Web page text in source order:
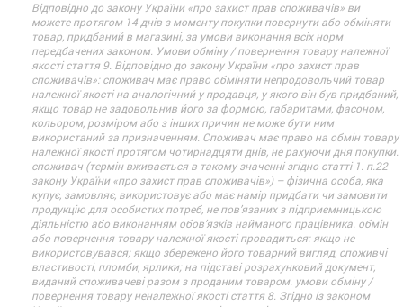
Відповідно до закону України «про захист прав споживачів» ви
можете протягом 14 днів з моменту покупки повернути або обміняти
товар, придбаний в магазині, за умови виконання всіх норм
передбачених законом. Умови обміну / повернення товару належної
якості стаття 9. Відповідно до закону України «про захист прав
споживачів»: споживач має право обміняти непродовольчий товар
належної якості на аналогічний у продавця, у якого він був придбаний,
якщо товар не задовольнив його за формою, габаритами, фасоном,
кольором, розміром або з інших причин не може бути ним
використаний за призначенням. Споживач має право на обмін товару
належної якості протягом чотирнадцяти днів, не рахуючи дня покупки.
споживач (термін вживається в такому значенні згідно статті 1. п.22
закону України «про захист прав споживачів») – фізична особа, яка
купує, замовляє, використовує або має намір придбати чи замовити
продукцію для особистих потреб, не пов’язаних з підприємницькою
діяльністю або виконанням обов’язків найманого працівника. обмін
або повернення товару належної якості провадиться: якщо не
використовувався; якщо збережено його товарний вигляд, споживчі
властивості, пломби, ярлики; на підставі розрахунковий документ,
виданий споживачеві разом з проданим товаром. умови обміну /
повернення товару неналежної якості стаття 8. Згідно із законом